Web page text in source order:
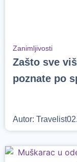
Zanimljivosti
Zašto sve
poznate po
Autor: Travelist